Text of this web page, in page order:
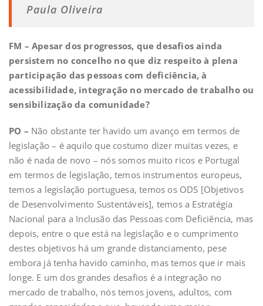
Paula Oliveira
FM – Apesar dos progressos, que desafios ainda
persistem no concelho no que diz respeito à plena
participação das pessoas com deficiência, à
acessibilidade, integração no mercado de trabalho ou
sensibilização da comunidade?
PO – Não obstante ter havido um avanço em termos de
legislação – é aquilo que costumo dizer muitas vezes, e
não é nada de novo – nós somos muito ricos e Portugal
em termos de legislação, temos instrumentos europeus,
temos a legislação portuguesa, temos os ODS [Objetivos
de Desenvolvimento Sustentáveis], temos a Estratégia
Nacional para a Inclusão das Pessoas com Deficiência, mas
depois, entre o que está na legislação e o cumprimento
destes objetivos há um grande distanciamento, pese
embora já tenha havido caminho, mas temos que ir mais
longe. E um dos grandes desafios é a integração no
mercado de trabalho, nós temos jovens, adultos, com